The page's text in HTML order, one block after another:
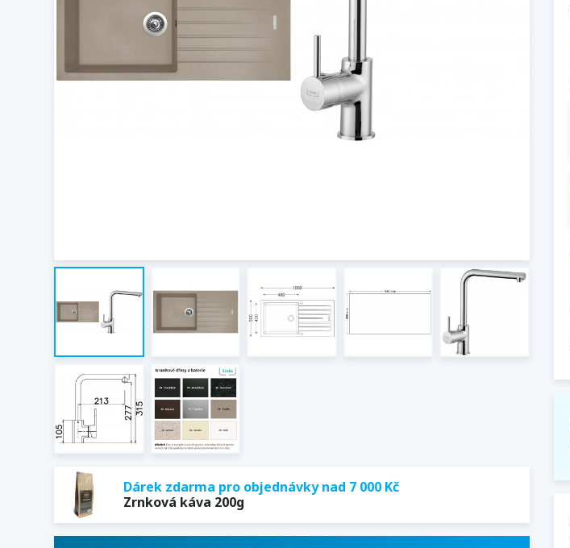
Dárek zdarma pro objednávky nad 7 000 Kč
Zrnková káva 200g